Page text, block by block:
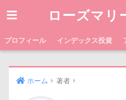
ローズマリ
プロフィール インデックス投資
ホーム 著者